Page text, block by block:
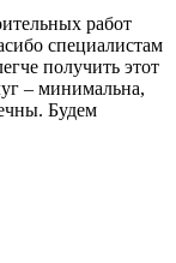
работ
специалистам
получить этот
– минимальна,
Будем